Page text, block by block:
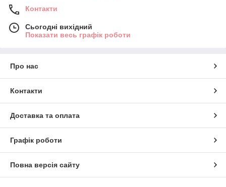
Контакти
Сьогодні вихідний
Показати весь графік роботи
Про нас
Контакти
Доставка та оплата
Графік роботи
Повна версія сайту